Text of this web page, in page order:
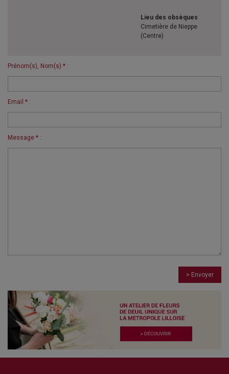
Lieu des obsèques
Cimetière de Nieppe
(Centre)
Prénom(s), Nom(s) * :
Email * :
Message * :
> Envoyer